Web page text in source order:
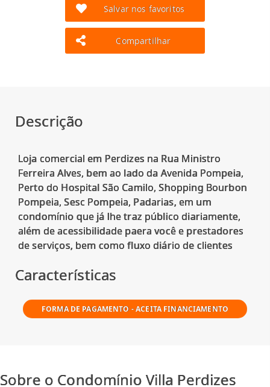
Salvar nos favoritos
Compartilhar
Descrição
Loja comercial em Perdizes na Rua Ministro
Ferreira Alves, bem ao lado da Avenida Pompeia,
Perto do Hospital São Camilo, Shopping Bourbon
Pompeia, Sesc Pompeia, Padarias, em um
condomínio que já lhe traz público diariamente,
além de acessibilidade paera você e prestadores
Características
FORMA DE PAGAMENTO - ACEITA FINANCIAMENTO
Sobre o Condomínio Villa Perdizes